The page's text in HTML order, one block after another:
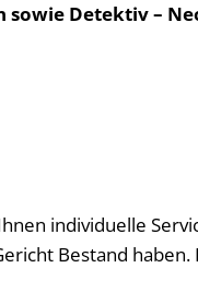
Detektiv –
individuelle
Bestand haben.